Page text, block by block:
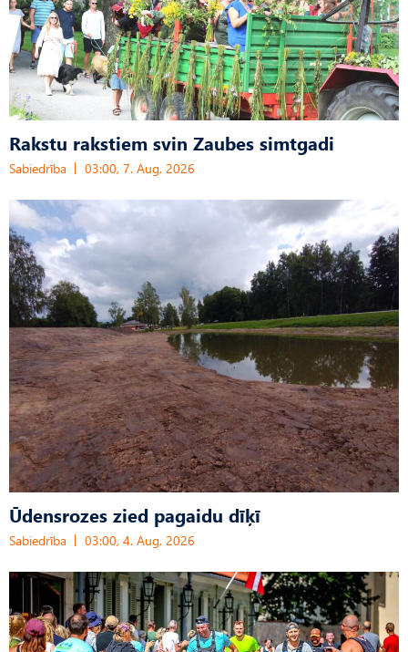
Rakstu rakstiem svin Zaubes simtgadi
Sabiedrība 03:00, 7. Aug, 2026
Ūdensrozes zied pagaidu dīķī
Sabiedrība 03:00, 4. Aug, 2026